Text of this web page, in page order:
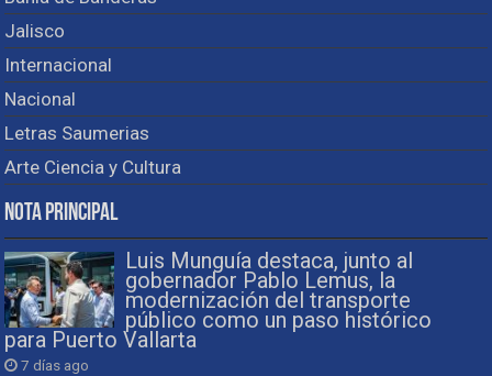
Jalisco
Internacional
Nacional
Letras Saumerias
Arte Ciencia y Cultura
Nota Principal
Luis Munguía destaca, junto al
gobernador Pablo Lemus, la
modernización del transporte
público como un paso histórico
para Puerto Vallarta
7 días ago